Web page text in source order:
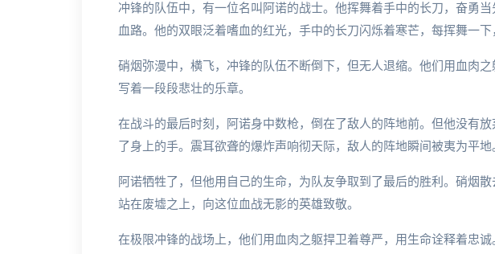
冲锋的队伍中，有一位名叫阿诺的战士。他挥舞着手中的长刀，奋勇
血路。他的双眼泛着嗜血的红光，手中的长刀闪烁着寒芒，每挥舞一下
硝烟弥漫中，横飞，冲锋的队伍不断倒下，但无人退缩。他们用血肉
写着一段段悲壮的乐章。
在战斗的最后时刻，阿诺身中数枪，倒在了敌人的阵地前。但他没有
了身上的手。震耳欲聋的爆炸声响彻天际，敌人的阵地瞬间被夷为平地
阿诺牺牲了，但他用自己的生命，为队友争取到了最后的胜利。硝烟
站在废墟之上，向这位血战无影的英雄致敬。
在极限冲锋的战场上，他们用血肉之躯捍卫着尊严，用生命诠释着忠诚